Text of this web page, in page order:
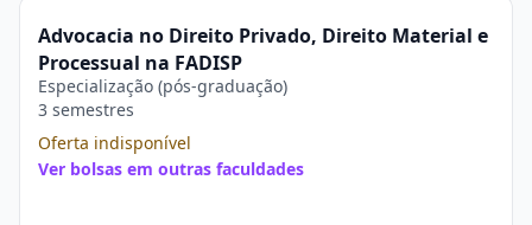
Advocacia no Direito Privado, Direito Material e
Processual na FADISP
Especialização (pós-graduação)
3 semestres
Oferta indisponível
Ver bolsas em outras faculdades